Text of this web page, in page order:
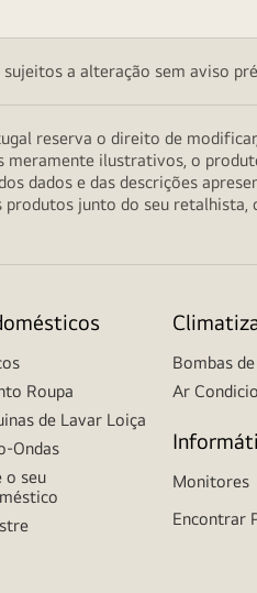
a alteração sem aviso
reserva o direito de
ilustrativos, o
dados e das descrições
junto do seu
Roupa
de Lavar Loiça
Ondas
o seu
Bombas
Ar
Monitores
Encontrar